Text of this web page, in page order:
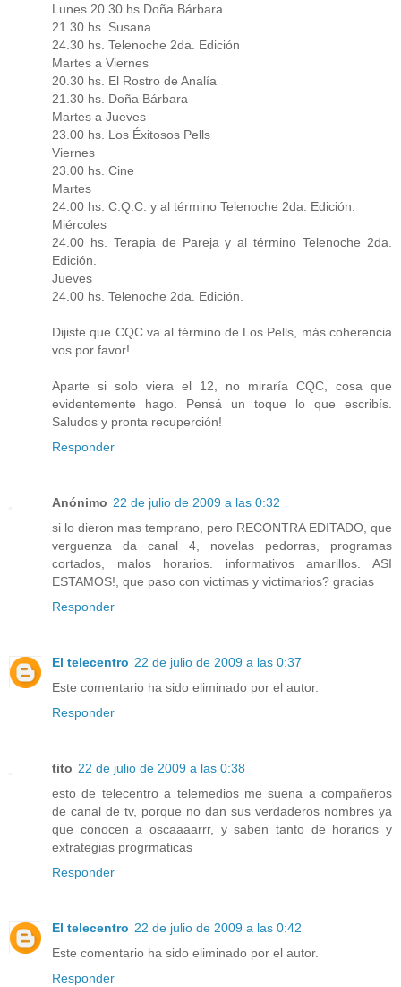
Lunes 20.30 hs Doña Bárbara
21.30 hs. Susana
24.30 hs. Telenoche 2da. Edición
Martes a Viernes
20.30 hs. El Rostro de Analía
21.30 hs. Doña Bárbara
Martes a Jueves
23.00 hs. Los Éxitosos Pells
Viernes
23.00 hs. Cine
Martes
24.00 hs. C.Q.C. y al término Telenoche 2da. Edición.
Miércoles
24.00 hs. Terapia de Pareja y al término Telenoche 2da.
Edición.
Jueves
24.00 hs. Telenoche 2da. Edición.
Dijiste que CQC va al término de Los Pells, más coherencia
vos por favor!
Aparte si solo viera el 12, no miraría CQC, cosa que
evidentemente hago. Pensá un toque lo que escribís.
Saludos y pronta recuperción!
Responder
Anónimo 22 de julio de 2009 a las 0:32
si lo dieron mas temprano, pero RECONTRA EDITADO, que
verguenza da canal 4, novelas pedorras, programas
cortados, malos horarios. informativos amarillos. ASI
ESTAMOS!, que paso con victimas y victimarios? gracias
Responder
El telecentro 22 de julio de 2009 a las 0:37
Este comentario ha sido eliminado por el autor.
Responder
tito 22 de julio de 2009 a las 0:38
esto de telecentro a telemedios me suena a compañeros
de canal de tv, porque no dan sus verdaderos nombres ya
que conocen a oscaaaarrr, y saben tanto de horarios y
extrategias progrmaticas
Responder
El telecentro 22 de julio de 2009 a las 0:42
Este comentario ha sido eliminado por el autor.
Responder